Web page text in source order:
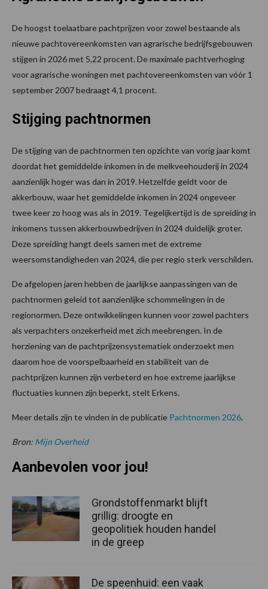
De hoogst toelaatbare pachtprijzen voor zowel bestaande als
nieuwe pachtovereenkomsten van agrarische bedrijfsgebouwen
stijgen in 2026 met 5,22 procent. De maximale pachtverhoging
voor agrarische woningen met pachtovereenkomsten van vóór 1
september 2007 bedraagt 4,1 procent.
Stijging pachtnormen
De stijging van de pachtnormen ten opzichte van vorig jaar komt
doordat het gemiddelde inkomen in de melkveehouderij in 2024
aanzienlijk hoger was dan in 2019. Hetzelfde geldt voor de
akkerbouw, waar het gemiddelde inkomen in 2024 ongeveer
twee keer zo hoog was als in 2019. Tegelijkertijd is de spreiding in
inkomens tussen akkerbouwbedrijven in 2024 duidelijk groter.
Deze spreiding hangt deels samen met de extreme
weersomstandigheden van 2024, die per regio sterk verschilden.
De afgelopen jaren hebben de jaarlijkse aanpassingen van de
pachtnormen geleid tot aanzienlijke schommelingen in de
regionormen. Deze ontwikkelingen kunnen voor zowel pachters
als verpachters onzekerheid met zich meebrengen. In de
herziening van de pachtprijzensystematiek onderzoekt men
daarom hoe de voorspelbaarheid en stabiliteit van de
pachtprijzen kunnen zijn verbeterd en hoe extreme jaarlijkse
fluctuaties kunnen zijn beperkt, stelt Erkens.
Meer details zijn te vinden in de publicatie Pachtnormen 2026.
Bron: Mijn Overheid
Aanbevolen voor jou!
Grondstoffenmarkt blijft
grillig: droogte en
geopolitiek houden handel
in de greep
De speenhuid: een vaak